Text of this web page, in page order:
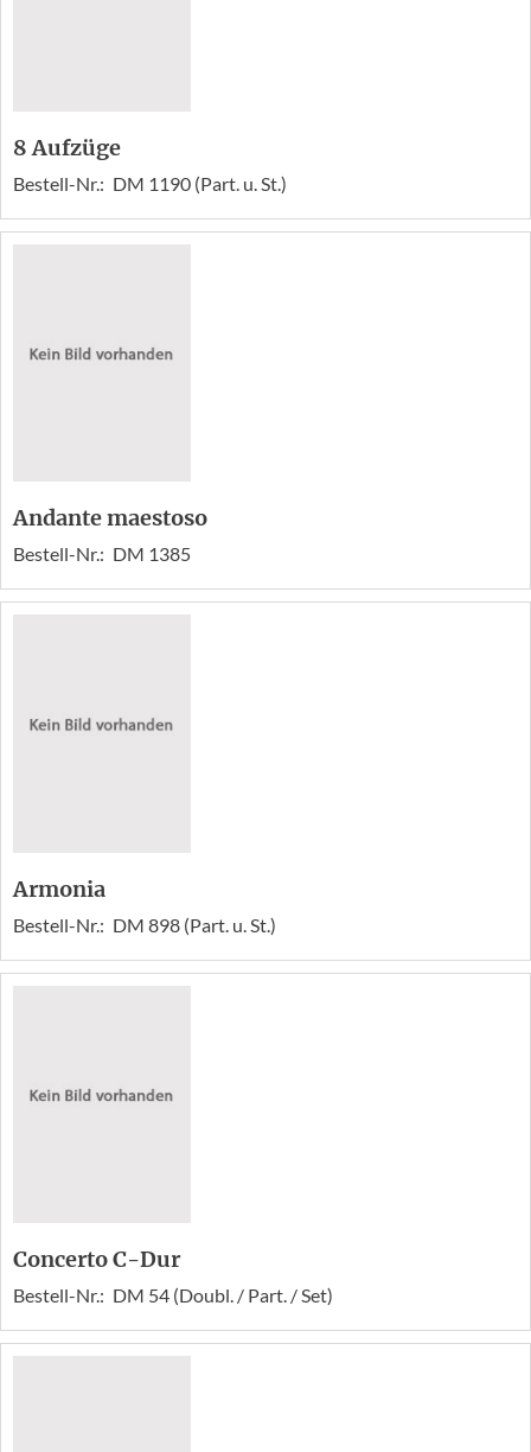
8 Aufzüge
Bestell-Nr.: DM 1190 (Part. u. St.)
Andante maestoso
Bestell-Nr.: DM 1385
Armonia
Bestell-Nr.: DM 898 (Part. u. St.)
Concerto C-Dur
Bestell-Nr.: DM 54 (Doubl. / Part. / Set)